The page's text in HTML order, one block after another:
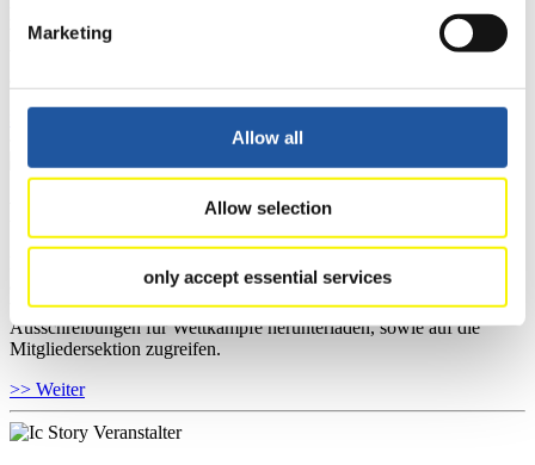
Marketing
Allow all
Allow selection
only accept essential services
haben Zugriff auf Athletenbiographien und Informationen zu
Wettkämpfen. Außerdem können Sie Ihre Medienakkreditierung
beantragen, die Grundregeln des Rennrodelsports einsehen und
Für Nationale Verbände
aktuelle Regelwerk sowie Richtlinien zu Wettkämpfen, Anti-Doping
und Fairplay nachlesen, auf Athletenbiographien zugreifen,
Ausschreibungen für Wettkämpfe herunterladen, sowie auf die
Mitgliedersektion zugreifen.
>> Weiter